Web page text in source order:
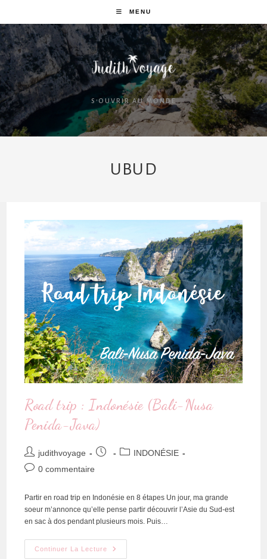
MENU
S'OUVRIR AU MONDE
UBUD
Road trip : Indonésie (Bali-Nusa
Penida-Java)
judithvoyage
INDONÉSIE
0 commentaire
Partir en road trip en Indonésie en 8 étapes Un jour, ma grande
soeur m’annonce qu’elle pense partir découvrir l’Asie du Sud-est
en sac à dos pendant plusieurs mois. Puis…
Continuer La Lecture